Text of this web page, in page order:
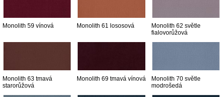
Monolith 59 vínová Monolith 61 lososová
Monolith 62 světle
fialovorůžová
Monolith 63 tmavá
starorůžová
Monolith 69 tmavá vínová
Monolith 70 světle
modrošedá